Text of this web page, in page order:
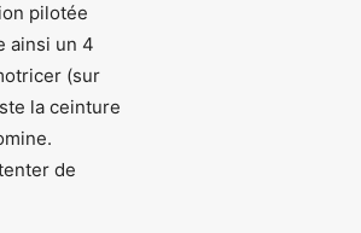
pilotée
ainsi un 4
(sur
la ceinture
de